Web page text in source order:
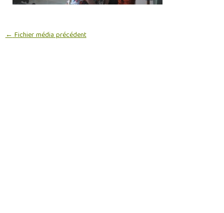
←Fichier média précédent